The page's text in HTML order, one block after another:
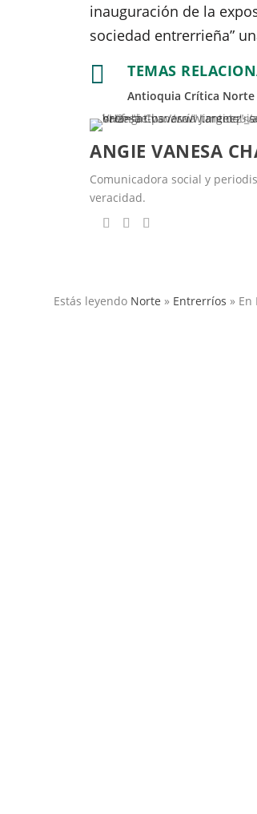
inauguración de la
sociedad entrerrieña”
 TEMAS
Antioquia Crítica
ANGIE VANESA
Comunicadora social y
veracidad.
Estás leyendo Norte » Entrerríos » En